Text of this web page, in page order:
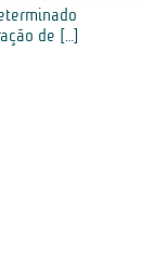
de […]